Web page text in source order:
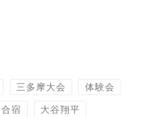
三多摩大会 体験会
合宿 大谷翔平